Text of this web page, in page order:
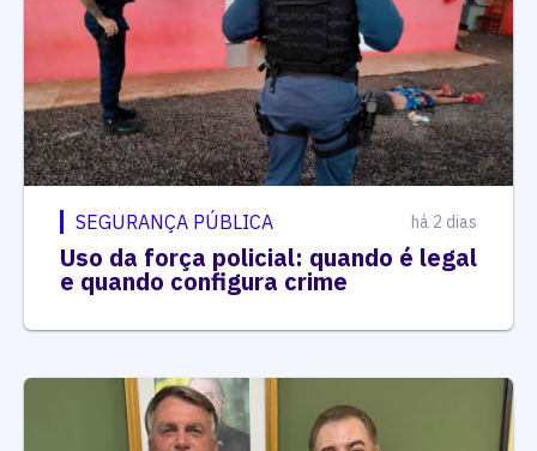
SEGURANÇA PÚBLICA há 2 dias
Uso da força policial: quando é legal
e quando configura crime